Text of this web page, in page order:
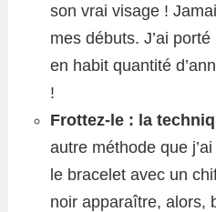
son vrai visage !
mes débuts. J’ai
en habit quantité
!
Frottez-le : la
autre méthode que
le bracelet avec un
noir apparaître, alors,